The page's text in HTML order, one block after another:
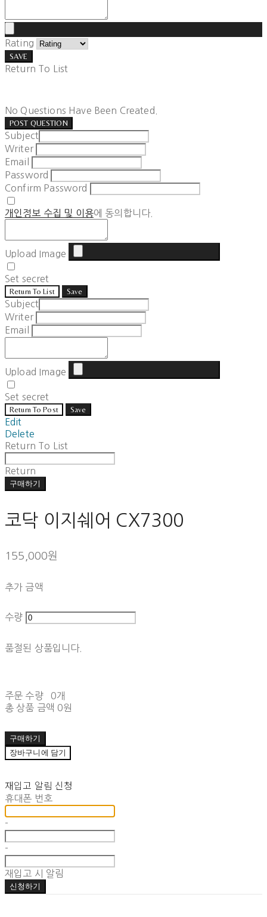
Rating
SAVE
Return To List
No Questions Have Been Created.
POST QUESTION
Subject
Writer
Email
Password
Confirm Password
개인정보 수집 및 이용에 동의합니다.
Upload Image
Set secret
Return To List Save
Subject
Writer
Email
Upload Image
Set secret
Return To Post Save
Edit
Delete
Return To List
Return
구매하기
코닥 이지쉐어 CX7300
155,000원
추가 금액
수량
품절된 상품입니다.
주문 수량
0개
총 상품 금액 0원
구매하기
장바구니에 담기
재입고 알림 신청
휴대폰 번호
-
-
재입고 시 알림
신청하기